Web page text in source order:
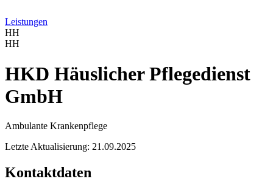
Leistungen
HH
HH
HKD Häuslicher Pflegedienst
GmbH
Ambulante Krankenpflege
Letzte Aktualisierung: 21.09.2025
Kontaktdaten